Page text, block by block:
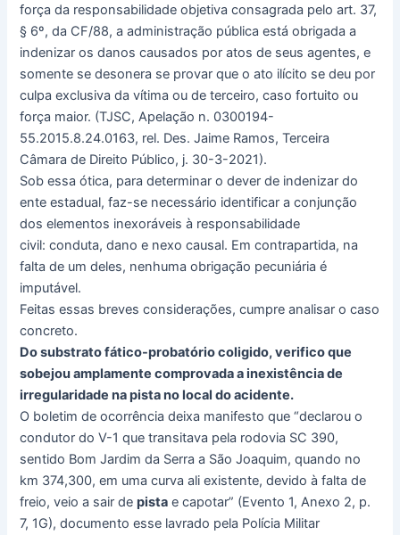
força da responsabilidade objetiva consagrada pelo art. 37,
§ 6º, da CF/88, a administração pública está obrigada a
indenizar os danos causados por atos de seus agentes, e
somente se desonera se provar que o ato ilícito se deu por
culpa exclusiva da vítima ou de terceiro, caso fortuito ou
força maior. (TJSC, Apelação n. 0300194-
55.2015.8.24.0163, rel. Des. Jaime Ramos, Terceira
Câmara de Direito Público, j. 30-3-2021).
Sob essa ótica, para determinar o dever de indenizar do
ente estadual, faz-se necessário identificar a conjunção
dos elementos inexoráveis à responsabilidade
civil: conduta, dano e nexo causal. Em contrapartida, na
falta de um deles, nenhuma obrigação pecuniária é
imputável.
Feitas essas breves considerações, cumpre analisar o caso
concreto.
Do substrato fático-probatório coligido, verifico que
sobejou amplamente comprovada a inexistência de
irregularidade na pista no local do acidente.
O boletim de ocorrência deixa manifesto que “declarou o
condutor do V-1 que transitava pela rodovia SC 390,
sentido Bom Jardim da Serra a São Joaquim, quando no
km 374,300, em uma curva ali existente, devido à falta de
freio, veio a sair depista e capotar” (Evento 1, Anexo 2, p.
7, 1G), documento esse lavrado pela Polícia Militar